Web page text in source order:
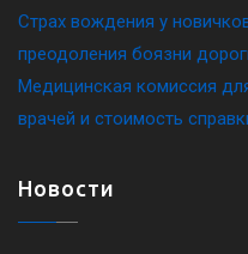
Страх вождения у
преодоления боязни
Медицинская комиссия
врачей и стоимость
Новости